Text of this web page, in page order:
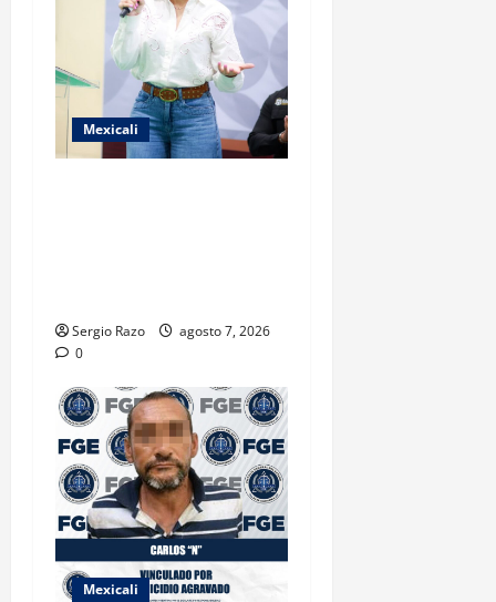
Mexicali
Sergio Razo
agosto 7, 2026
0
Mexicali